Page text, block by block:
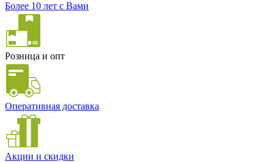
Более 10 лет с Вами
Розница и опт
Оперативная доставка
Акции и скидки